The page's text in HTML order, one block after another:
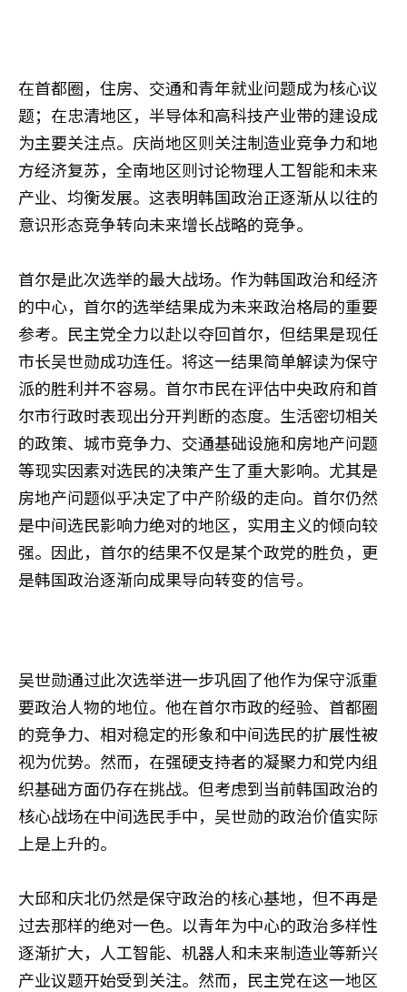
在首都圈，住房、交通和青年就业问题成为核心议
题；在忠清地区，半导体和高科技产业带的建设成
为主要关注点。庆尚地区则关注制造业竞争力和地
方经济复苏，全南地区则讨论物理人工智能和未来
产业、均衡发展。这表明韩国政治正逐渐从以往的
意识形态竞争转向未来增长战略的竞争。
首尔是此次选举的最大战场。作为韩国政治和经济
的中心，首尔的选举结果成为未来政治格局的重要
参考。民主党全力以赴以夺回首尔，但结果是现任
市长吴世勋成功连任。将这一结果简单解读为保守
派的胜利并不容易。首尔市民在评估中央政府和首
尔市行政时表现出分开判断的态度。生活密切相关
的政策、城市竞争力、交通基础设施和房地产问题
等现实因素对选民的决策产生了重大影响。尤其是
房地产问题似乎决定了中产阶级的走向。首尔仍然
是中间选民影响力绝对的地区，实用主义的倾向较
强。因此，首尔的结果不仅是某个政党的胜负，更
是韩国政治逐渐向成果导向转变的信号。
吴世勋通过此次选举进一步巩固了他作为保守派重
要政治人物的地位。他在首尔市政的经验、首都圈
的竞争力、相对稳定的形象和中间选民的扩展性被
视为优势。然而，在强硬支持者的凝聚力和党内组
织基础方面仍存在挑战。但考虑到当前韩国政治的
核心战场在中间选民手中，吴世勋的政治价值实际
上是上升的。
大邱和庆北仍然是保守政治的核心基地，但不再是
过去那样的绝对一色。以青年为中心的政治多样性
逐渐扩大，人工智能、机器人和未来制造业等新兴
产业议题开始受到关注。然而，民主党在这一地区